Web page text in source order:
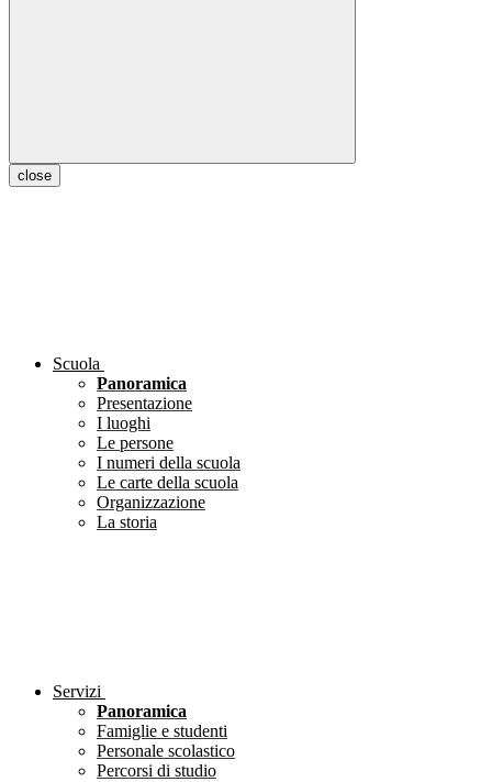
close
Scuola
Panoramica
Presentazione
I luoghi
Le persone
I numeri della scuola
Le carte della scuola
Organizzazione
La storia
Servizi
Panoramica
Famiglie e studenti
Personale scolastico
Percorsi di studio